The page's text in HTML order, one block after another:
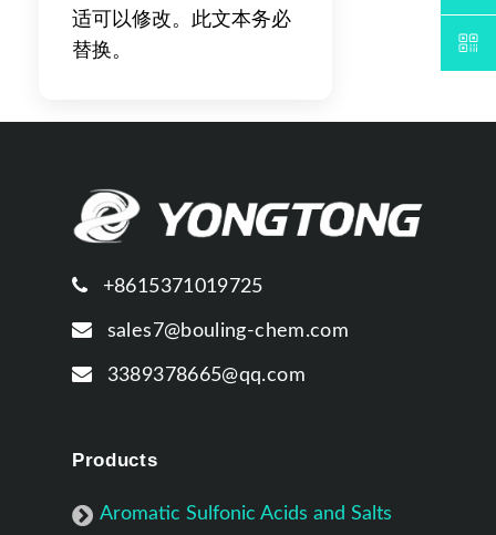
适可以修改。此文本务必
替换。
+8615371019725
sales7@bouling-chem.com
3389378665@qq.com
Products
Aromatic Sulfonic Acids and Salts